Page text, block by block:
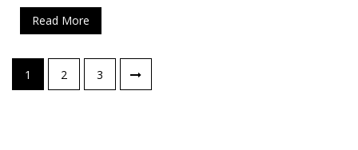
Read More
पोस्ट्स
नेविगेशन
1 2 3